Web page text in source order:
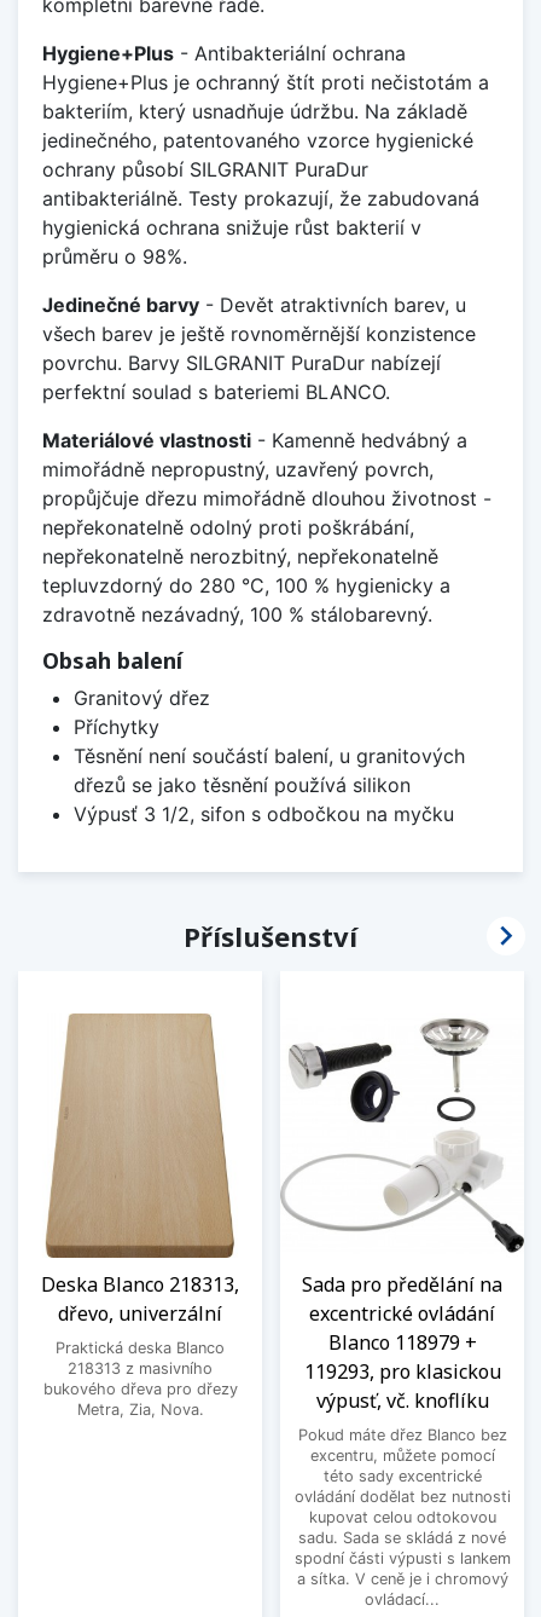
Hygiene+Plus - Antibakteriální ochrana
Hygiene+Plus je ochranný štít proti nečistotám a
bakteriím, který usnadňuje údržbu. Na základě
jedinečného, patentovaného vzorce hygienické
ochrany působí SILGRANIT PuraDur
antibakteriálně. Testy prokazují, že zabudovaná
hygienická ochrana snižuje růst bakterií v
průměru o 98%.
Jedinečné barvy - Devět atraktivních barev, u
všech barev je ještě rovnoměrnější konzistence
povrchu. Barvy SILGRANIT PuraDur nabízejí
perfektní soulad s bateriemi BLANCO.
Materiálové vlastnosti - Kamenně hedvábný a
mimořádně nepropustný, uzavřený povrch,
propůjčuje dřezu mimořádně dlouhou životnost -
nepřekonatelně odolný proti poškrábání,
nepřekonatelně nerozbitný, nepřekonatelně
tepluvzdorný do 280 °C, 100 % hygienicky a
zdravotně nezávadný, 100 % stálobarevný.
Obsah balení
Granitový dřez
Příchytky
Těsnění není součástí balení, u granitových
dřezů se jako těsnění používá silikon
Výpusť 3 1/2, sifon s odbočkou na myčku
Příslušenství
Deska Blanco 218313,
dřevo, univerzální
Praktická deska Blanco
218313 z masivního
bukového dřeva pro dřezy
Metra, Zia, Nova.
Sada pro předělání na
excentrické ovládání
Blanco 118979 +
119293, pro klasickou
výpusť, vč. knoflíku
Pokud máte dřez Blanco bez
excentru, můžete pomocí
této sady excentrické
ovládání dodělat bez nutnosti
kupovat celou odtokovou
sadu. Sada se skládá z nové
spodní části výpusti s lankem
a sítka. V ceně je i chromový
ovládací...
